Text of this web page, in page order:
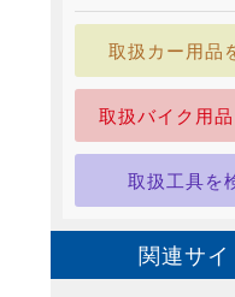
取扱カー用品
取扱バイク用
取扱工具を
関連サイ